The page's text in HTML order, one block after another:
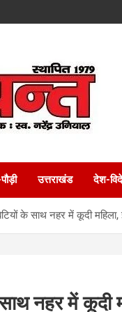
उत्तराखंड देश-
के साथ नहर में कूदी
नहर में